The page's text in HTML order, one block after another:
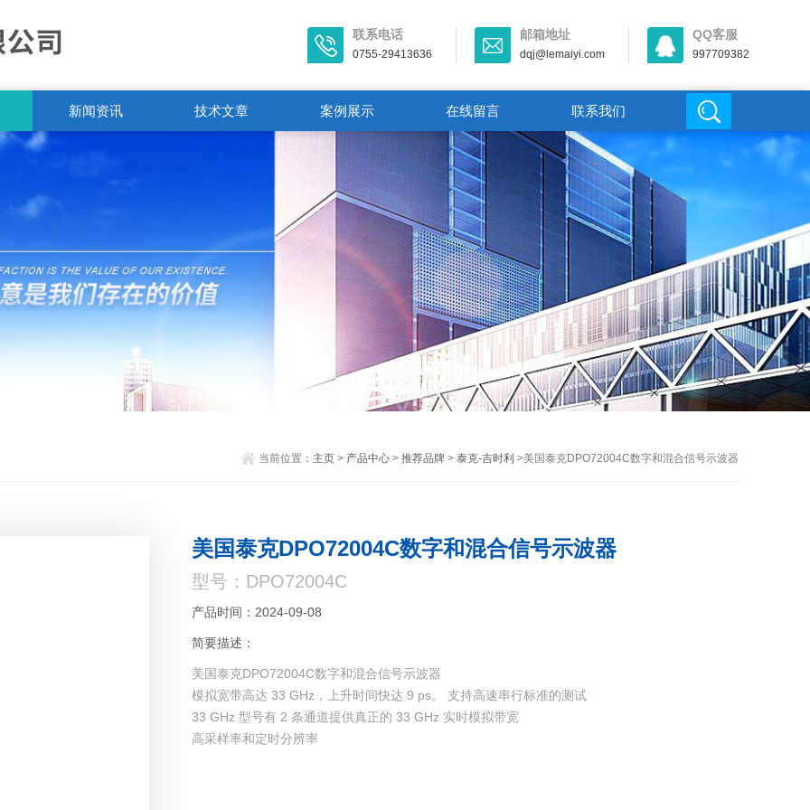
联系电话
0755-29413636
邮箱地址
dqj@lemaiyi.com
QQ客服
997709382
新闻资讯 技术文章 案例展示 在线留言 联系我们
当前位置： 主页> 产品中心> 推荐品牌> 泰克-吉时利 >美国泰克DPO72004C数字和混合信号示波器
美国泰克DPO72004C数字和混合信号示波器
型号：DPO72004C
产品时间：2024-09-08
简要描述：
美国泰克DPO72004C数字和混合信号示波器
模拟宽带高达 33 GHz，上升时间快达 9 ps。 支持高速串行标准的测试
33 GHz 型号有 2 条通道提供真正的 33 GHz 实时模拟带宽
高采样率和定时分辨率